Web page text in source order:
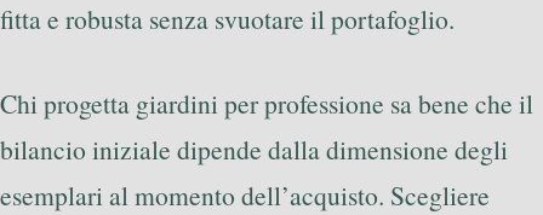
fitta e robusta senza svuotare il portafoglio.
Chi progetta giardini per professione sa bene che il
bilancio iniziale dipende dalla dimensione degli
esemplari al momento dell’acquisto. Scegliere